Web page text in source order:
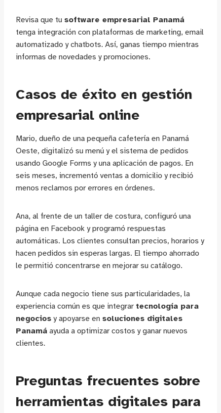
Revisa que tu software empresarial Panamá
tenga integración con plataformas de marketing, email
automatizado y chatbots. Así, ganas tiempo mientras
informas de novedades y promociones.
Casos de éxito en gestión
empresarial online
Mario, dueño de una pequeña cafetería en Panamá
Oeste, digitalizó su menú y el sistema de pedidos
usando Google Forms y una aplicación de pagos. En
seis meses, incrementó ventas a domicilio y recibió
menos reclamos por errores en órdenes.
Ana, al frente de un taller de costura, configuró una
página en Facebook y programó respuestas
automáticas. Los clientes consultan precios, horarios y
hacen pedidos sin esperas largas. El tiempo ahorrado
le permitió concentrarse en mejorar su catálogo.
Aunque cada negocio tiene sus particularidades, la
experiencia común es que integrar tecnología para
negocios y apoyarse en soluciones digitales
Panamá ayuda a optimizar costos y ganar nuevos
clientes.
Preguntas frecuentes sobre
herramientas digitales para